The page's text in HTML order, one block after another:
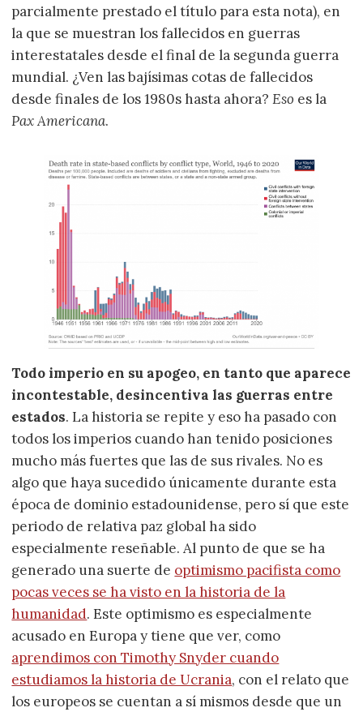
parcialmente prestado el título para esta nota), en
la que se muestran los fallecidos en guerras
interestatales desde el final de la segunda guerra
mundial. ¿Ven las bajísimas cotas de fallecidos
desde finales de los 1980s hasta ahora?Eso es la
Pax Americana.
Todo imperio en su apogeo, en tanto que aparece
incontestable, desincentiva las guerras entre
estados. La historia se repite y eso ha pasado con
todos los imperios cuando han tenido posiciones
mucho más fuertes que las de sus rivales. No es
algo que haya sucedido únicamente durante esta
época de dominio estadounidense, pero sí que este
periodo de relativa paz global ha sido
especialmente reseñable. Al punto de que se ha
generado una suerte de optimismo pacifista como
pocas veces se ha visto en la historia de la
humanidad. Este optimismo es especialmente
acusado en Europa y tiene que ver, como
aprendimos con Timothy Snyder cuando
estudiamos la historia de Ucrania, con el relato que
los europeos se cuentan a sí mismos desde que un